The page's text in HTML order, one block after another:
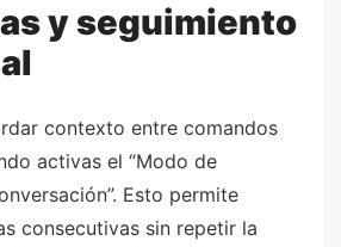
y seguimiento
contexto entre comandos
activas el “Modo de
Esto permite
consecutivas sin repetir la